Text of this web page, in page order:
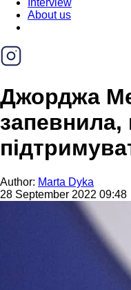
Interview
About us
Джорджа
запевнила,
Author: Marta Dyka
28 September 2022 09:48